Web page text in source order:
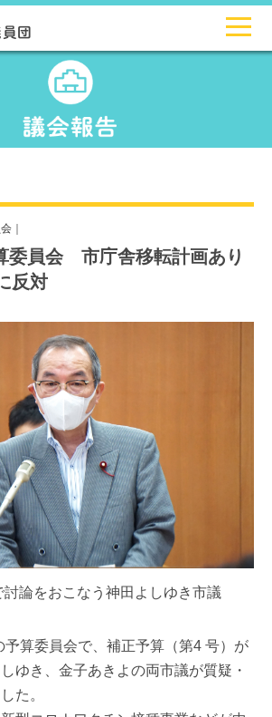
委員会 市庁舎移転計画あり
反対
論をおこなう神田よしゆき市議
算委員会で、補正予算（第4 号）が
ゆき、金子あきよの両市議が質疑・
た。